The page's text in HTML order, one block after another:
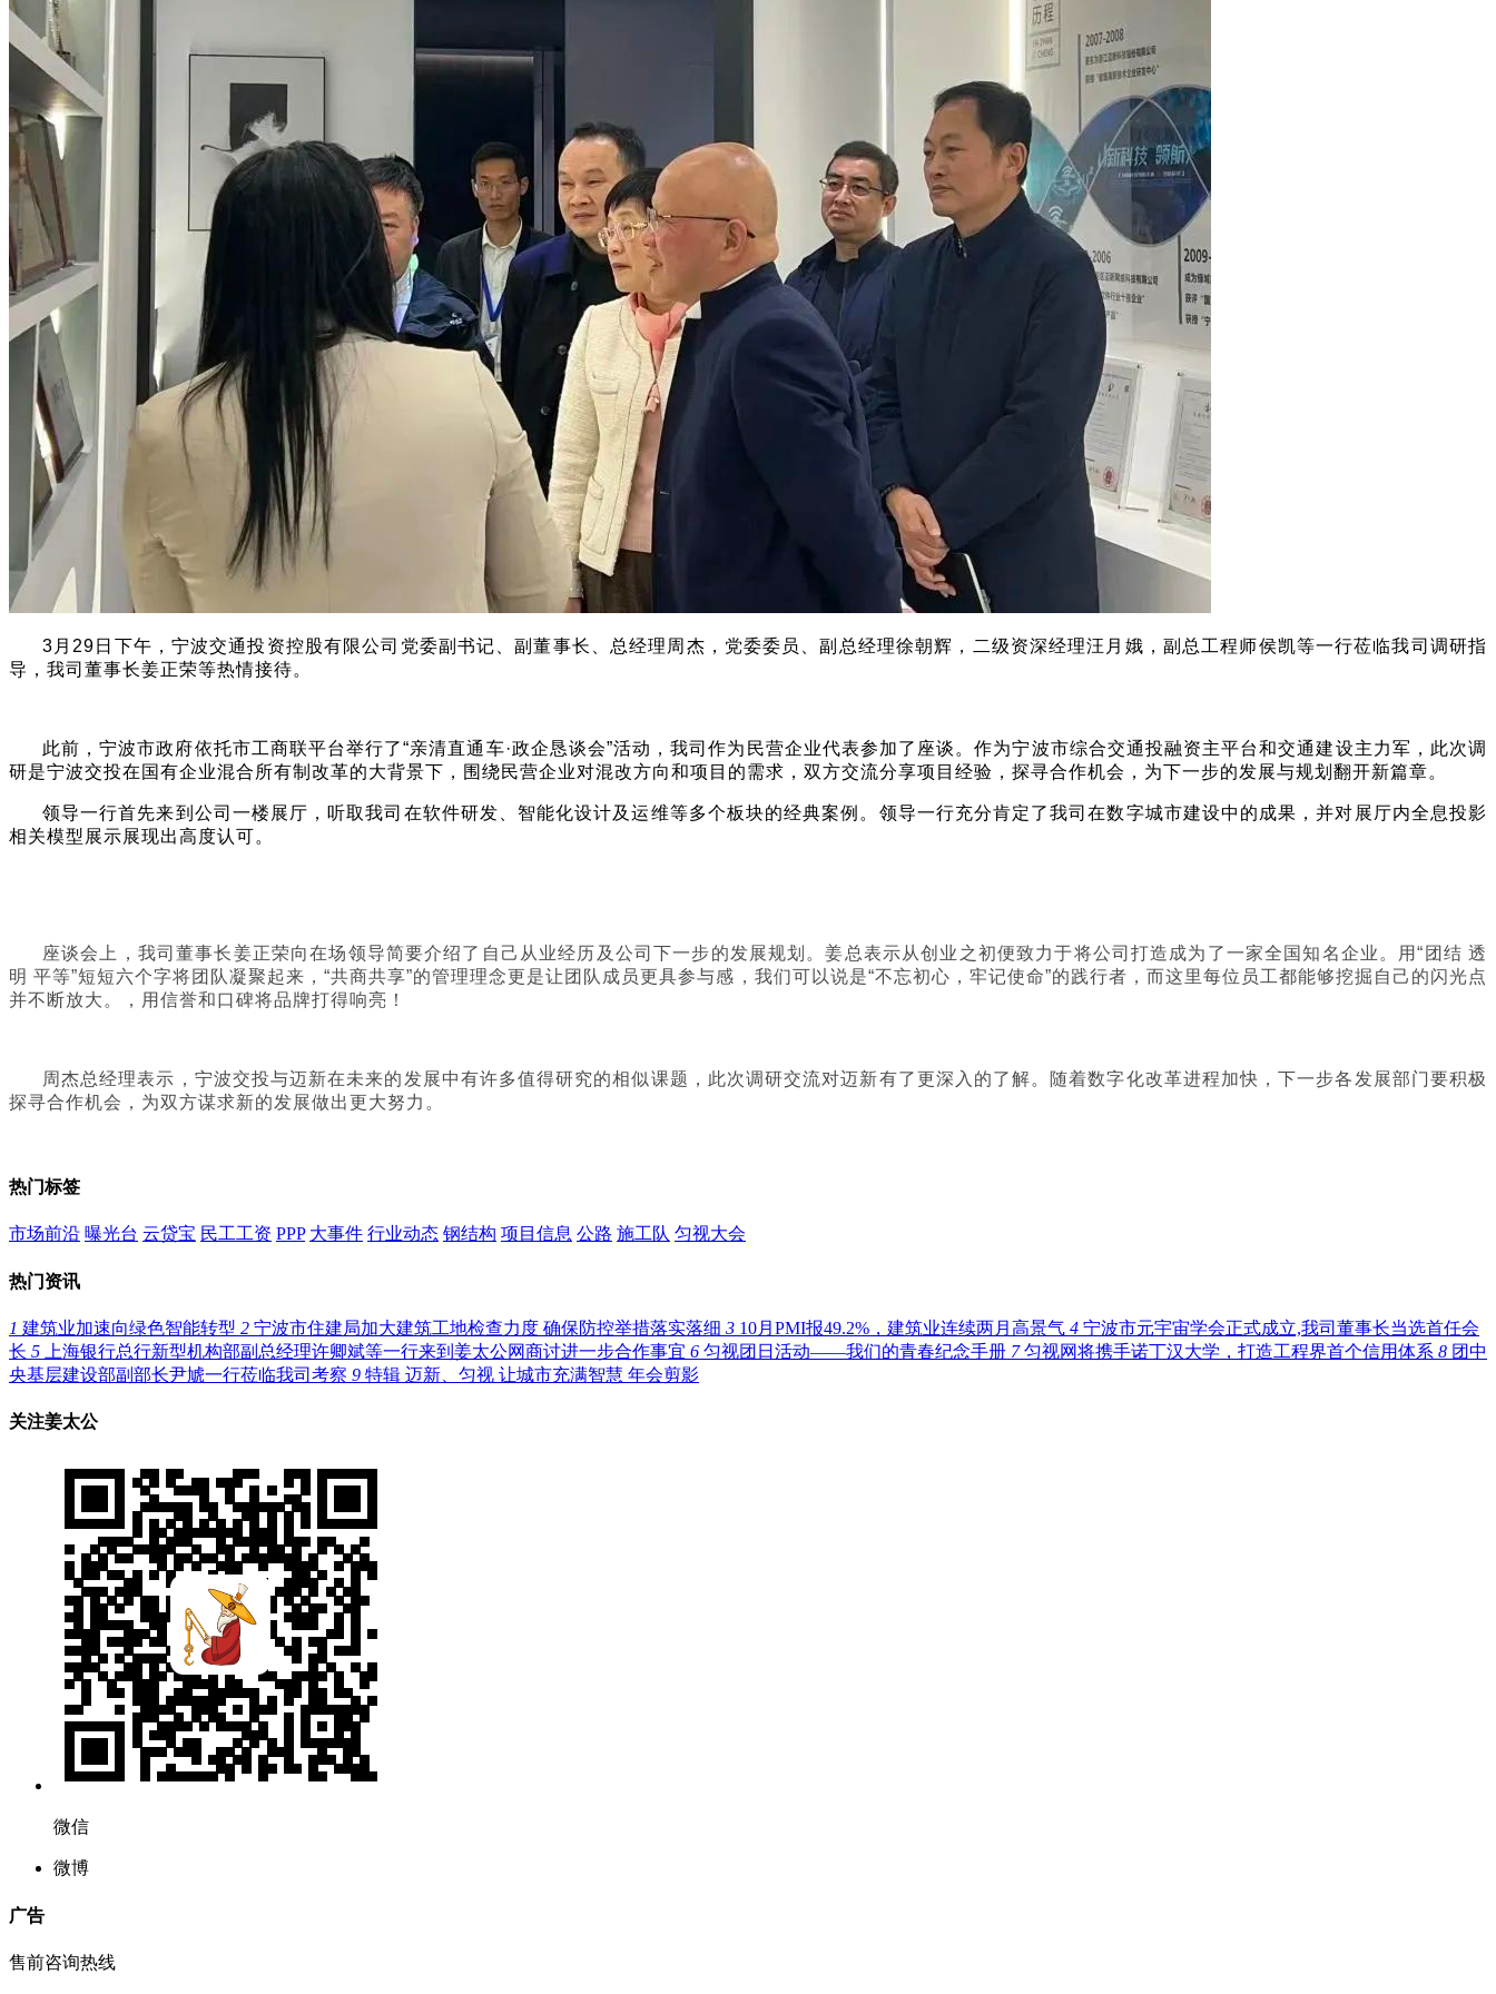
3 月29日下午，宁波交通投资控股有限公司党委副书记、副董事长、总经理周杰，党委委员、副总经理徐朝辉，二级资深经理汪月娥，副总工程师侯凯等一行莅临我司调研指
导，我司董事长姜正荣等热情接待。
此前，宁波市政府依托市工商联平台举行了“亲清直通车·政企恳谈会”活动，我司作为民营企业代表参加了座谈。作为宁波市综合交通投融资主平台和交通建设主力军，此次调
研是宁波交投在国有企业混合所有制改革的大背景下，围绕民营企业对混改方向和项目的需求，双方交流分享项目经验，探寻合作机会，为下一步的发展与规划翻开新篇章。
领导一行首先来到公司一楼展厅，听取我司在软件研发、智能化设计及运维等多个板块的经典案例。领导一行充分肯定了我司在数字城市建设中的成果，并对展厅内全息投影
相关模型展示展现出高度认可。
座谈会上，我司董事长姜正荣向在场领导简要介绍了自己从业经历及公司下一步的发展规划。姜总表示从创业之初便致力于将公司打造成为了一家全国知名企业。用“团结 透
明 平等”短短六个字将团队凝聚起来，“共商共享”的管理理念更是让团队成员更具参与感，我们可以说是“不忘初心，牢记使命”的践行者，而这里每位员工都能够挖掘自己的闪光点
并不断放大。，用信誉和口碑将品牌打得响亮！
周杰总经理表示，宁波交投与迈新在未来的发展中有许多值得研究的相似课题，此次调研交流对迈新有了更深入的了解。随着数字化改革进程加快，下一步各发展部门要积极
探寻合作机会，为双方谋求新的发展做出更大努力。
热门标签
市场前沿 曝光台 云贷宝 民工工资 PPP 大事件 行业动态 钢结构 项目信息 公路 施工队 匀视大会
热门资讯
1 建筑业加速向绿色智能转型 2 宁波市住建局加大建筑工地检查力度 确保防控举措落实落细 3 10月PMI报49.2%，建筑业连续两月高景气 4 宁波市元宇宙学会正式成立,我司董事长当选首任会
长 5 上海银行总行新型机构部副总经理许卿斌等一行来到姜太公网商讨进一步合作事宜 6 匀视团日活动——我们的青春纪念手册 7 匀视网将携手诺丁汉大学，打造工程界首个信用体系 8 团中
央基层建设部副部长尹虓一行莅临我司考察 9 特辑 迈新、匀视 让城市充满智慧 年会剪影
关注姜太公
微信
微博
广告
售前咨询热线